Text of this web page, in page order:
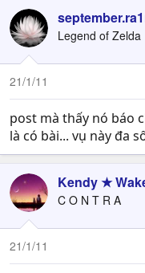
Legend of Zelda
21/1/11
post mà thấy nó báo
là có bài... vụ này đa
Kendy ★
C O N T R A
21/1/11